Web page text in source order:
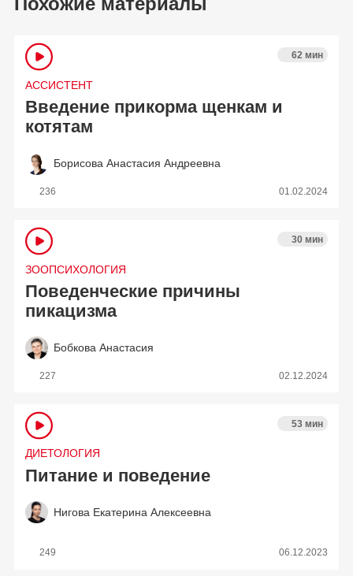
АССИСТЕНТ
62 мин
Введение прикорма щенкам и
котятам
Борисова Анастасия Андреевна
236 01.02.2024
ЗООПСИХОЛОГИЯ
30 мин
Поведенческие причины
пикацизма
Бобкова Анастасия
227 02.12.2024
ДИЕТОЛОГИЯ
53 мин
Питание и поведение
Нигова Екатерина Алексеевна
249 06.12.2023